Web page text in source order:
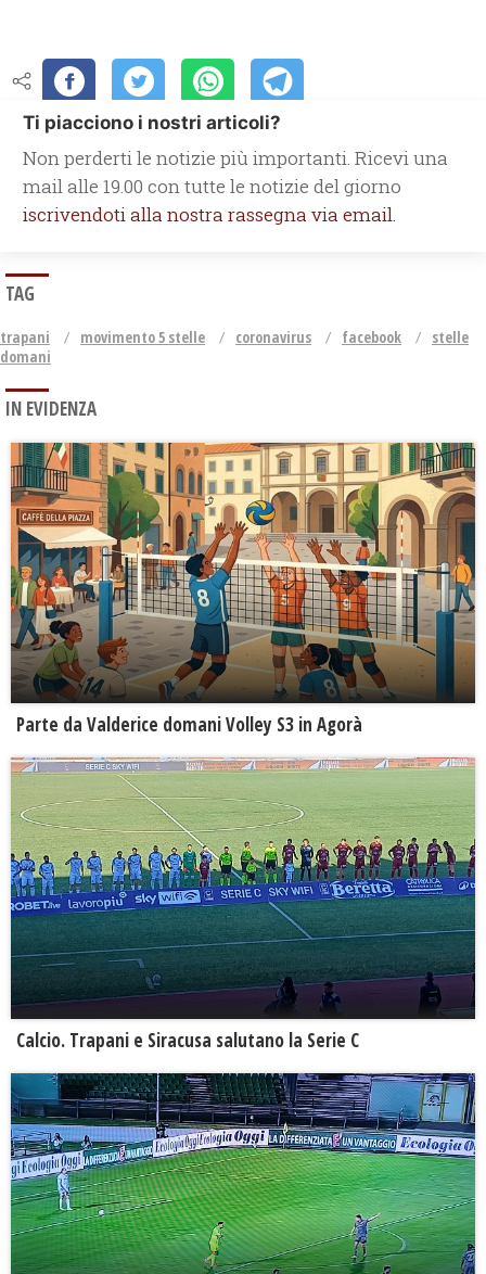
Ti piacciono i nostri articoli?
Non perderti le notizie più importanti. Ricevi una
mail alle 19.00 con tutte le notizie del giorno
iscrivendoti alla nostra rassegna via email.
TAG
trapani movimento 5 stelle coronavirus facebook
stelle
domani
IN EVIDENZA
Parte da Valderice domani Volley S3 in Agorà
Calcio. Trapani e Siracusa salutano la Serie C